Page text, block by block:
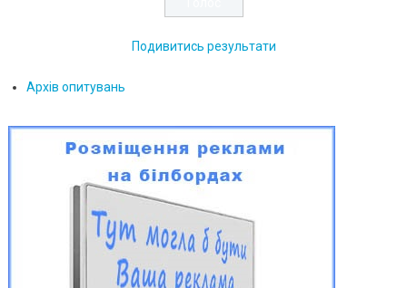
Подивитись результати
Архів опитувань